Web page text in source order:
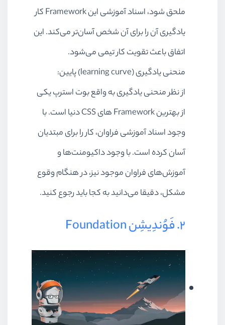
ملحق شود، اسناد آموزشی این Framework کار
یادگیری آن را برای آن شخص آسان‌تر می‌کند. این
اتفاق باعث تقویت کار تیمی می‌شود.
منحنی یادگیری (learning curve) پایین:
از نظر منحنی یادگیری به واقع بوت استرپ یکی
از بهترین Framework‌ های CSS دنیا است. با
وجود اسناد آموزشی فراوان، کار را برای مبتدیان
آسان کرده است. با وجود داکیومنت‌ها و
آموزش‌های فراوان موجود نیز، در هنگام وقوع
مشکل، دقیقا می‌دانید به کجا باید رجوع کنید.
2. فَوُندِیشِن Foundation